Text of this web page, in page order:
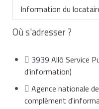
La situation diffère
d'uneconvention à
Pendant toute la
ou très social, le
au bail du locataire.
Information du
connaissance du
lettre
Où s'adresser ?
3939 Allô Service
d'information)
Agence nationale
complément